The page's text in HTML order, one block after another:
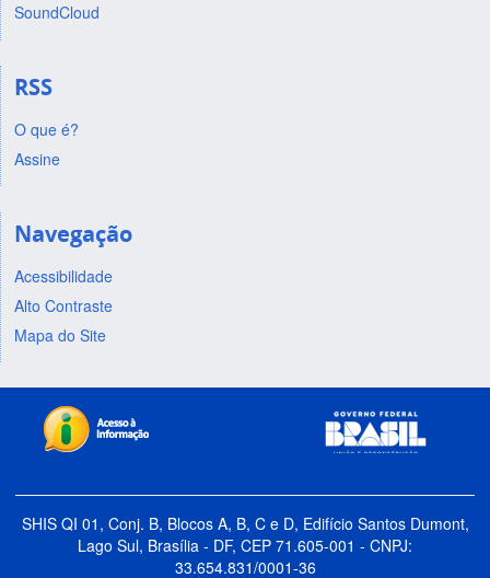
SoundCloud
RSS
O que é?
Assine
Navegação
Acessibilidade
Alto Contraste
Mapa do Site
SHIS QI 01, Conj. B, Blocos A, B, C e D, Edifício Santos Dumont,
Lago Sul, Brasília - DF, CEP 71.605-001 - CNPJ:
33.654.831/0001-36